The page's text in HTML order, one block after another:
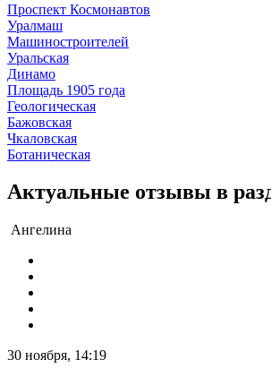
Проспект Космонавтов
Уралмаш
Машиностроителей
Уральская
Динамо
Площадь 1905 года
Геологическая
Бажовская
Чкаловская
Ботаническая
Актуальные отзывы в
Ангелина
30 ноября, 14:19